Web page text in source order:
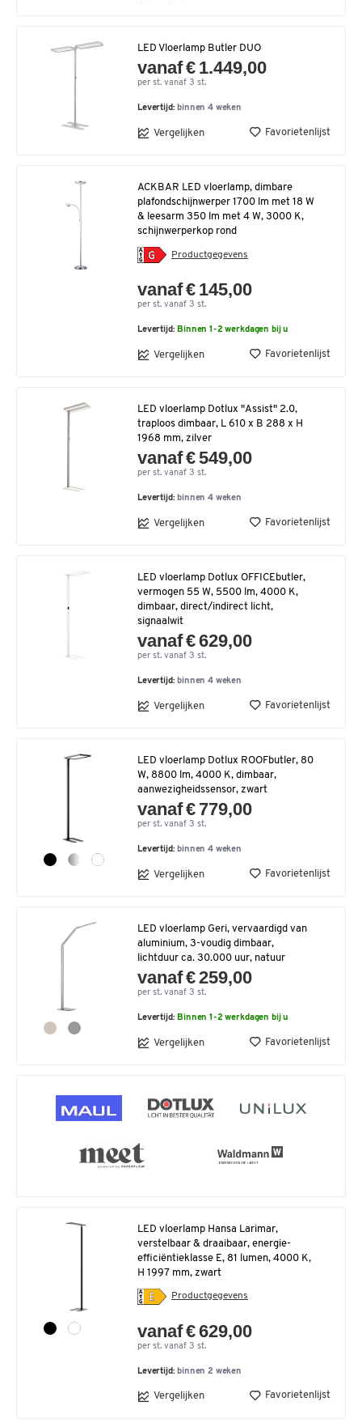
LED Vloerlamp Butler DUO
vanaf € 1.449,00
per st. vanaf 3 st.
Levertijd: binnen 4 weken
Vergelijken Favorietenlijst
ACKBAR LED vloerlamp, dimbare
plafondschijnwerper 1700 lm met 18 W
& leesarm 350 lm met 4 W, 3000 K,
schijnwerperkop rond
Productgegevens
vanaf € 145,00
per st. vanaf 3 st.
Levertijd: Binnen 1-2 werkdagen bij u
Vergelijken Favorietenlijst
LED vloerlamp Dotlux "Assist" 2.0,
traploos dimbaar, L 610 x B 288 x H
1968 mm, zilver
vanaf € 549,00
per st. vanaf 3 st.
Levertijd: binnen 4 weken
Vergelijken Favorietenlijst
LED vloerlamp Dotlux OFFICEbutler,
vermogen 55 W, 5500 lm, 4000 K,
dimbaar, direct/indirect licht,
signaalwit
vanaf € 629,00
per st. vanaf 3 st.
Levertijd: binnen 4 weken
Vergelijken Favorietenlijst
LED vloerlamp Dotlux ROOFbutler, 80
W, 8800 lm, 4000 K, dimbaar,
aanwezigheidssensor, zwart
vanaf € 779,00
per st. vanaf 3 st.
Levertijd: binnen 4 weken
Vergelijken Favorietenlijst
LED vloerlamp Geri, vervaardigd van
aluminium, 3-voudig dimbaar,
lichtduur ca. 30.000 uur, natuur
vanaf € 259,00
per st. vanaf 3 st.
Levertijd: Binnen 1-2 werkdagen bij u
Vergelijken Favorietenlijst
LED vloerlamp Hansa Larimar,
verstelbaar & draaibaar, energie-
efficiëntieklasse E, 81 lumen, 4000 K,
H 1997 mm, zwart
Productgegevens
vanaf € 629,00
per st. vanaf 3 st.
Levertijd: binnen 2 weken
Vergelijken Favorietenlijst